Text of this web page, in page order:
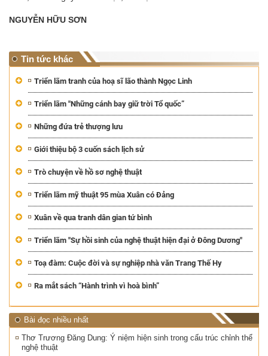
NGUYỄN HỮU SƠN
Tin tức khác
Triển lãm tranh của hoạ sĩ lão thành Ngọc Linh
Triển lãm "Những cánh bay giữ trời Tổ quốc”
Những đứa trẻ thượng lưu
Giới thiệu bộ 3 cuốn sách lịch sử
Trò chuyện về hồ sơ nghệ thuật
Triển lãm mỹ thuật 95 mùa Xuân có Đảng
Xuân về qua tranh dân gian tứ bình
Triển lãm "Sự hồi sinh của nghệ thuật hiện đại ở Đông Dương"
Toạ đàm: Cuộc đời và sự nghiệp nhà văn Trang Thế Hy
Ra mắt sách “Hành trình vì hoà bình”
Bài đọc nhiều nhất
Thơ Trương Đăng Dung: Ý niệm hiện sinh trong cấu trúc chỉnh thể
nghệ thuật